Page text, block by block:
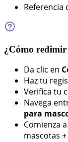
Referencia
¿Cómo redimir
Da clic en
Haz tu
Verifica tu
Navega
para
Comienza
mascotas